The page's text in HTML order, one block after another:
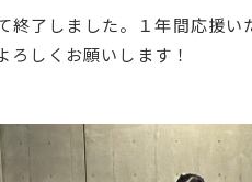
終了しました。１年間応援
ろしくお願いします！